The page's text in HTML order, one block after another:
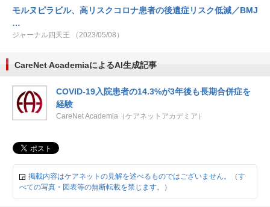
モルヌピラビル、高リスクコロナ患者の後遺症リスク低減／BMJ
…
ジャーナル四天王 （2023/05/08）
CareNet AcademiaによるAI生成記事
COVID-19入院患者の14.3%が3年後も長期合併症を
経験
CareNet Academia（ケアネットアカデミア）
掲載内容はケアネットの見解を述べるものではございません。（す
べての写真・図表等の無断転載を禁じます。）